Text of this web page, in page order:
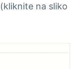
na sliko